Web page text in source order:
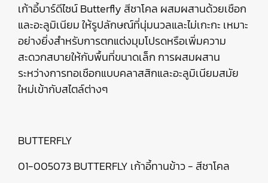
เก้าอี้บาร์ดีไซน์ Butterfly สีชาโคล ผสมผสานด้วยเชือก
และอะลูมิเนียม ให้รูปลักษณ์ที่นุ่มนวลและไม่เกะกะ เหมาะ
อย่างยิ่งสำหรับการตกแต่งมุมโปรดหรือเพิ่มความ
สะดวกสบายให้กับพื้นที่ขนาดเล็ก การผสมผสาน
ระหว่างการทอเชือกแบบคลาสสิกและอะลูมิเนียมสมัย
ใหม่เข้ากับสไตล์ต่างๆ
BUTTERFLY
01-005073 BUTTERFLY เก้าอี้ทานข้าว - สีชาโคล